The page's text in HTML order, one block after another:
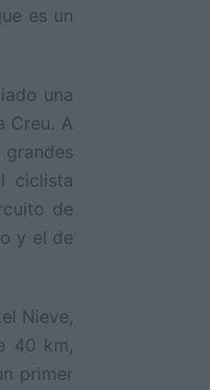
es un
una
Creu. A
ciclista
de
y el de
Nieve,
40 km,
primer